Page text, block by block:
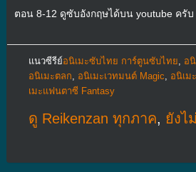
ตอน 8-12 ดูซับอังกฤษได้บน youtube ครับ
แนวซีรีย์อนิเมะซับไทย การ์ตูนซับไทย
อ
อนิเมะตลก
อนิเมะเวทมนต์ Magic อนิเม
เมะแฟนตาซี Fantasy
ดู Reikenzan ทุกภาค, ยังไ